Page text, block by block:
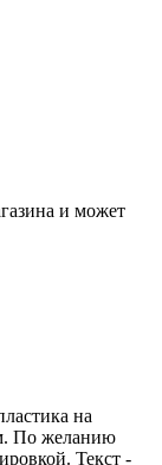
и может
на
По желанию
Текст -